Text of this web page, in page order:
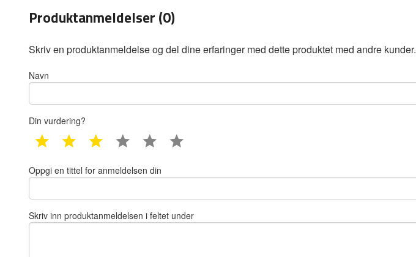
Produktanmeldelser (0)
Skriv en produktanmeldelse og del dine erfaringer med dette produktet med andre kunder.
Navn
Din vurdering?
1 star 2 star 3 star 4 star 5 star
Oppgi en tittel for anmeldelsen din
Skriv inn produktanmeldelsen i feltet under